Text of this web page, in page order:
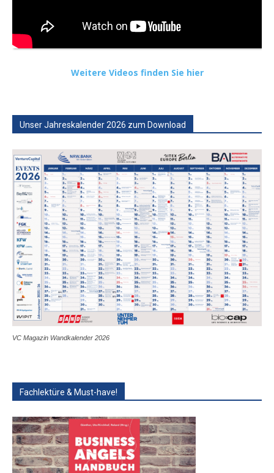
Weitere Videos finden Sie hier
Unser Jahreskalender 2026 zum Download
VC Magazin Wandkalender 2026
Fachlektüre & Must-have!